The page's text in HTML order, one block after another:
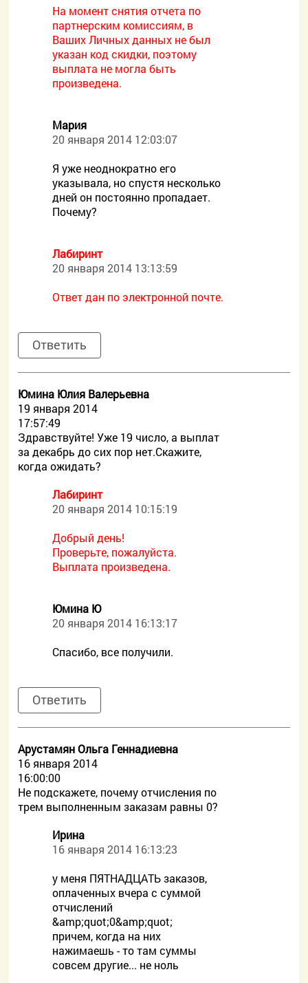
На момент снятия отчета по
партнерским комиссиям, в
Ваших Личных данных не был
указан код скидки, поэтому
выплата не могла быть
произведена.
Мария
20 января 2014 12:03:07
Я уже неоднократно его
указывала, но спустя несколько
дней он постоянно пропадает.
Почему?
Лабиринт
20 января 2014 13:13:59
Ответ дан по электронной почте.
Ответить
Юмина Юлия Валерьевна
19 января 2014
17:57:49
Здравствуйте! Уже 19 число, а выплат
за декабрь до сих пор нет.Скажите,
когда ожидать?
Лабиринт
20 января 2014 10:15:19
Добрый день!
Проверьте, пожалуйста.
Выплата произведена.
Юмина Ю
20 января 2014 16:13:17
Спасибо, все получили.
Ответить
Арустамян Ольга Геннадиевна
16 января 2014
16:00:00
Не подскажете, почему отчисления по
трем выполненным заказам равны 0?
Ирина
16 января 2014 16:13:23
у меня ПЯТНАДЦАТЬ заказов,
оплаченных вчера с суммой
отчислений
&amp;quot;0&amp;quot;
причем, когда на них
нажимаешь - то там суммы
совсем другие... не ноль